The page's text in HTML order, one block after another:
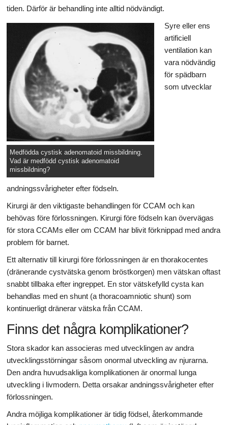
tiden. Därför är behandling inte alltid nödvändigt.
Medfödda cystisk adenomatoid missbildning.
Vad är medfödd cystisk adenomatoid
missbildning?
Syre eller ens
artificiell
ventilation kan
vara nödvändig
för spädbarn
som utvecklar
andningssvårigheter efter födseln.
Kirurgi är den viktigaste behandlingen för CCAM och kan
behövas före förlossningen. Kirurgi före födseln kan övervägas
för stora CCAMs eller om CCAM har blivit förknippad med andra
problem för barnet.
Ett alternativ till kirurgi före förlossningen är en thorakocentes
(dränerande cystvätska genom bröstkorgen) men vätskan oftast
snabbt tillbaka efter ingreppet. En stor vätskefylld cysta kan
behandlas med en shunt (a thoracoamniotic shunt) som
kontinuerligt dränerar vätska från CCAM.
Finns det några komplikationer?
Stora skador kan associeras med utvecklingen av andra
utvecklingsstörningar såsom onormal utveckling av njurarna.
Den andra huvudsakliga komplikationen är onormal lunga
utveckling i livmodern. Detta orsakar andningssvårigheter efter
förlossningen.
Andra möjliga komplikationer är tidig födsel, återkommande